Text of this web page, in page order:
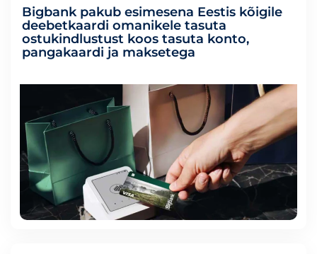
Bigbank pakub esimesena Eestis kõigile
deebetkaardi omanikele tasuta
ostukindlustust koos tasuta konto,
pangakaardi ja maksetega